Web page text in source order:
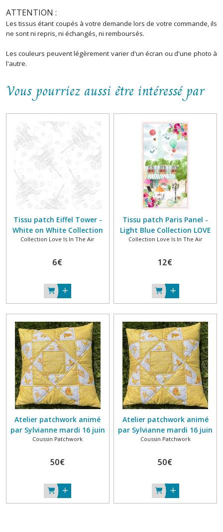
ATTENTION :
Les tissus étant coupés à votre demande lors de votre commande, ils
ne sont ni repris, ni échangés, ni remboursés.
Les couleurs peuvent légèrement varier d'un écran ou d'une photo à
l'autre.
Vous pourriez aussi être intéressé par
Tissu patch Eiffel Tower -
White on White Collection
LOVE IS IN THE AIR 100%
Collection Love Is In The Air
6€
Tissu patch Paris Panel -
Light Blue Collection LOVE
IS IN THE AIR 100% coton
Collection Love Is In The Air
12€
Atelier patchwork animé
par Sylvianne mardi 16 juin
2026 10h-13h
Coussin Patchwork
50€
Atelier patchwork animé
par Sylvianne mardi 16 juin
2026 14h-17h
Coussin Patchwork
50€